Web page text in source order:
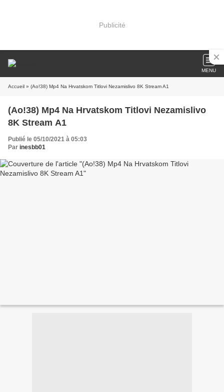
Publicité
MENU
Accueil » (Ao!38) Mp4 Na Hrvatskom Titlovi Nezamislivo 8K Stream A1
(Ao!38) Mp4 Na Hrvatskom Titlovi Nezamislivo
8K Stream A1
Publié le 05/10/2021 à 05:03
Par inesbb01